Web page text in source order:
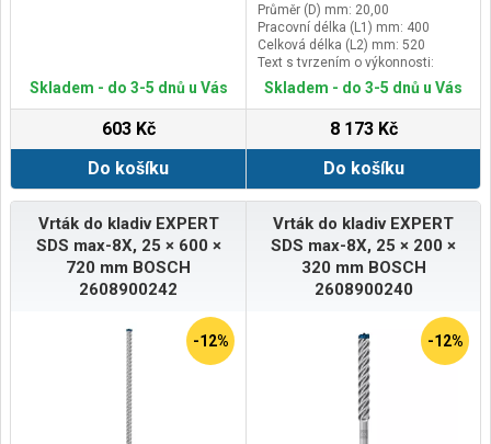
Skladem - do 3-5 dnů u Vás
603 Kč
Do košíku
Průměr (D) mm: 20,00
Pracovní délka (L1) mm: 400
Celková délka (L2) mm: 520
Text s tvrzením o výkonnosti:
Vydrží až 3× déle než vrták Bosch
SDS max-4
Skladem - do 3-5 dnů u Vás
8 173 Kč
Do košíku
Vrták do kladiv EXPERT
SDS max-8X, 25 × 600 ×
720 mm BOSCH
2608900242
-12%
Vrták do kladiv EXPERT
SDS max-8X, 25 × 200 ×
320 mm BOSCH
2608900240
-12%